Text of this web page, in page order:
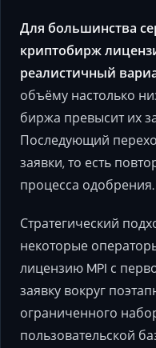
Для большинства
криптобирж
реалистичный
объёму настолько
биржа превысит их
Последующий
заявки, то есть
процесса одобрения.
Стратегический
некоторые
лицензию MPI с
заявку вокруг
ограниченного
пользовательской